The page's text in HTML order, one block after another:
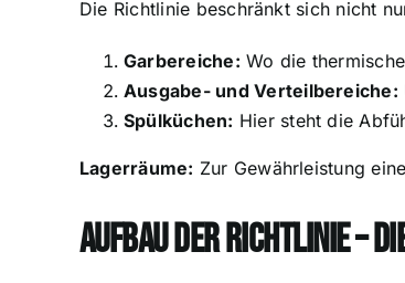
Die Richtlinie beschränkt sich nicht
Garbereiche: Wo die
Ausgabe- und Verteilbereiche:
Spülküchen: Hier steht die
Lagerräume: Zur Gewährleistung
Aufbau der Richtlinie –